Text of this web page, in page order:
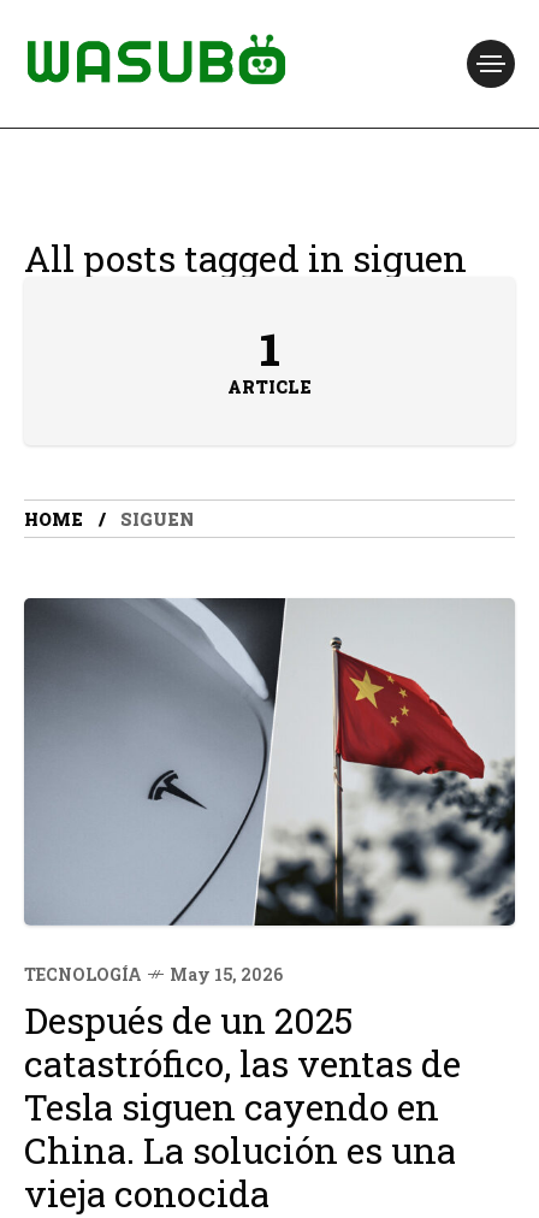
All posts tagged in siguen
1
ARTICLE
HOME SIGUEN
TECNOLOGÍA May 15, 2026
Después de un 2025
catastrófico, las ventas de
Tesla siguen cayendo en
China. La solución es una
vieja conocida